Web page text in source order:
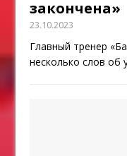
закончена»
23.10.2023
Главный тренер
несколько слов об